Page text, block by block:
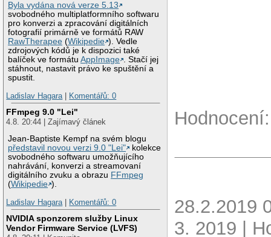
Byla vydána nová verze 5.13
svobodného multiplatformního softwaru
pro konverzi a zpracování digitálních
fotografií primárně ve formátů RAW
RawTherapee (Wikipedie ). Vedle
zdrojových kódů je k dispozici také
balíček ve formátuAppImage . Stačí jej
stáhnout, nastavit právo ke spuštění a
spustit.
Ladislav Hagara| Komentářů: 0
FFmpeg 9.0 "Lei"
4.8. 20:44 | Zajímavý článek
Jean-Baptiste Kempf na svém blogu
představil novou verzi 9.0 "Lei"
kolekce
svobodného softwaru umožňujícího
nahrávání, konverzi a streamovaní
digitálního zvuku a obrazu FFmpeg
(Wikipedie ).
Ladislav Hagara| Komentářů: 0
NVIDIA sponzorem služby Linux
Vendor Firmware Service (LVFS)
28.2.2019
3. 2019 |